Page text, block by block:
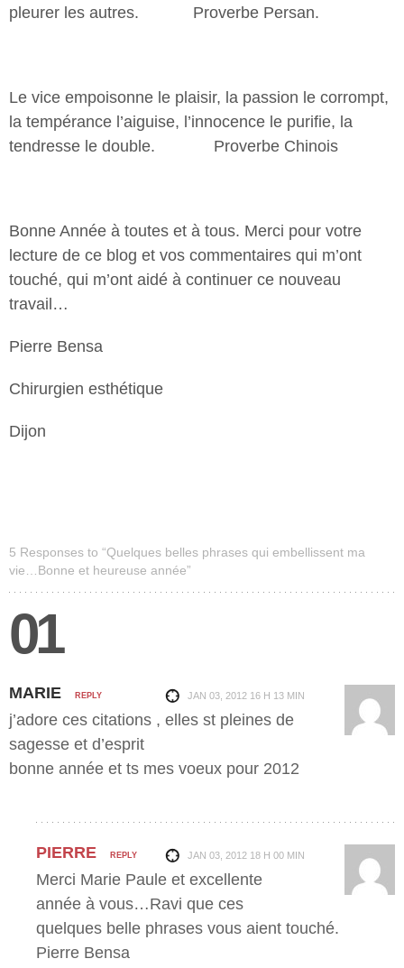
pleurer les autres. Proverbe Persan.
Le vice empoisonne le plaisir, la passion le corrompt,
la tempérance l’aiguise, l’innocence le purifie, la
tendresse le double. Proverbe Chinois
Bonne Année à toutes et à tous. Merci pour votre
lecture de ce blog et vos commentaires qui m’ont
touché, qui m’ont aidé à continuer ce nouveau
travail…
Pierre Bensa
Chirurgien esthétique
Dijon
5 Responses to “Quelques belles phrases qui embellissent ma
vie…Bonne et heureuse année”
01
JAN 03, 2012 16 H 13 MIN
MARIE REPLY
j’adore ces citations , elles st pleines de
sagesse et d’esprit
bonne année et ts mes voeux pour 2012
JAN 03, 2012 18 H 00 MIN
PIERRE REPLY
Merci Marie Paule et excellente
année à vous…Ravi que ces
quelques belle phrases vous aient touché.
Pierre Bensa